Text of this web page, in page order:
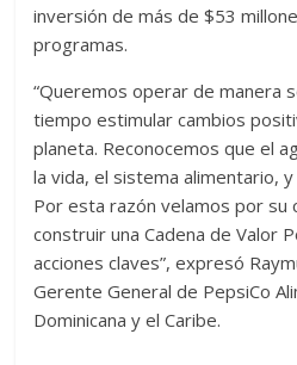
inversión de más de $53
programas.
“Queremos operar de manera
tiempo estimular cambios
planeta. Reconocemos que el
la vida, el sistema alimentario,
Por esta razón velamos por su
construir una Cadena de Valor
acciones claves”, expresó
Gerente General de PepsiCo
Dominicana y el Caribe.